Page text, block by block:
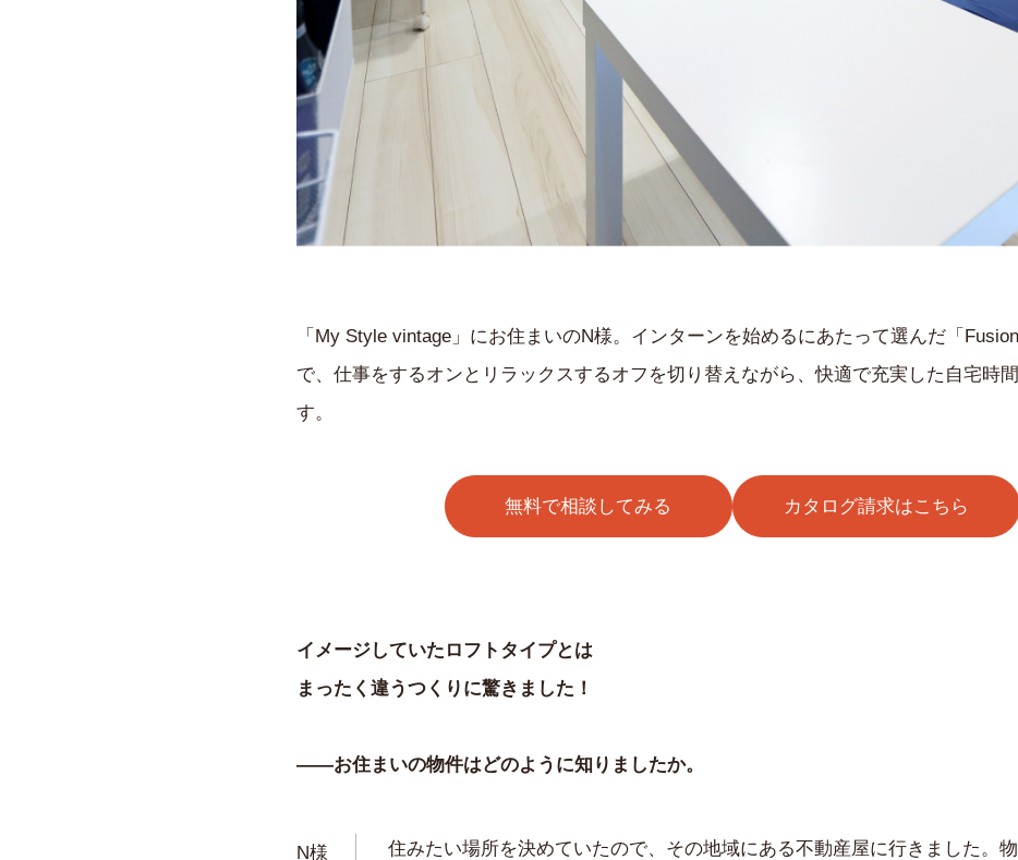
「My Style vintage」にお住まいのN様。インターンを始めるにあたって選んだ「
で、仕事をするオンとリラックスするオフを切り替えながら、快適で充実した自宅時
す。
無料で相談してみる カタログ請求はこちら
イメージしていたロフトタイプとは
まったく違うつくりに驚きました！
——お住まいの物件はどのように知りましたか。
N様
住みたい場所を決めていたので、その地域にある不動産屋に行きました。